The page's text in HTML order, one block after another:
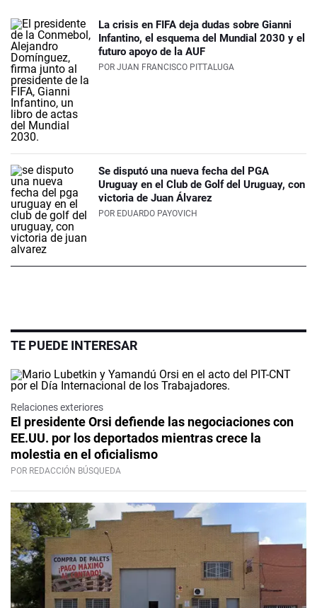
La crisis en FIFA deja dudas sobre Gianni
Infantino, el esquema del Mundial 2030 y el
futuro apoyo de la AUF
POR JUAN FRANCISCO PITTALUGA
Se disputó una nueva fecha del PGA
Uruguay en el Club de Golf del Uruguay, con
victoria de Juan Álvarez
POR EDUARDO PAYOVICH
TE PUEDE INTERESAR
Relaciones exteriores
El presidente Orsi defiende las negociaciones con
EE.UU. por los deportados mientras crece la
molestia en el oficialismo
POR REDACCIÓN BÚSQUEDA